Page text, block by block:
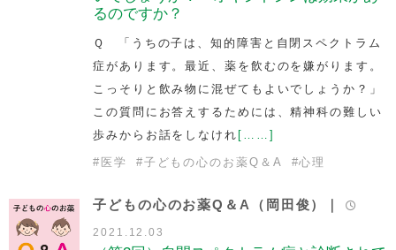
るのですか？
Ｑ 「うちの子は、知的障害と自閉スペクトラム
症があります。最近、薬を飲むのを嫌がります。
こっそりと飲み物に混ぜてもよいでしょうか？」
この質問にお答えするためには、精神科の難しい
歩みからお話をしなけれ [……]
# 医学 #子どもの心のお薬Q＆A #心理
子どもの心のお薬Q＆A（岡田俊）｜
2021.12.03